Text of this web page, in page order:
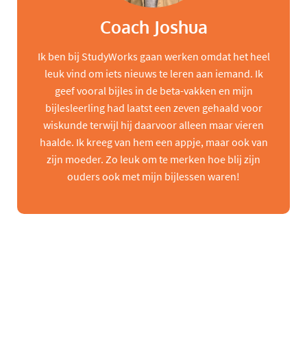
Coach Joshua
Ik ben bij StudyWorks gaan werken omdat het heel
leuk vind om iets nieuws te leren aan iemand. Ik
geef vooral bijles in de beta-vakken en mijn
bijlesleerling had laatst een zeven gehaald voor
wiskunde terwijl hij daarvoor alleen maar vieren
haalde. Ik kreeg van hem een appje, maar ook van
zijn moeder. Zo leuk om te merken hoe blij zijn
ouders ook met mijn bijlessen waren!